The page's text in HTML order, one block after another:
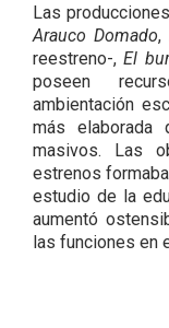
Las
Arauco Domado,
reestreno-,El
poseen
ambientación
más elaborada
masivos. Las
estrenos
estudio de la
aumentó
las funciones en